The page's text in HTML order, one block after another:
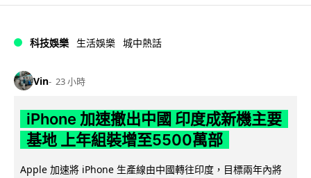
科技娛樂 生活娛樂 城中熱話
Vin 23 小時
iPhone 加速撤出中國 印度成新機主要
基地 上年組裝增至5500萬部
Apple 加速將 iPhone 生產線由中國轉往印度，目標兩年內將